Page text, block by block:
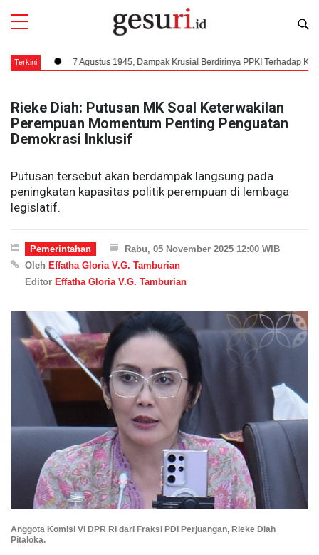
Terkini7 Agustus 1945, Dampak Krusial Berdirinya PPKI Terhadap
Rieke Diah: Putusan MK Soal Keterwakilan
Perempuan Momentum Penting Penguatan
Demokrasi Inklusif
Putusan tersebut akan berdampak langsung pada
peningkatan kapasitas politik perempuan di lembaga
legislatif.
Pemerintahan
Rabu, 05 November 2025 12:00 WIB
Oleh Effatha Gloria V.G. Tamburian
Editor Effatha Gloria V.G. Tamburian
Anggota Komisi VI DPR RI dari Fraksi PDI Perjuangan, Rieke Diah
Pitaloka.